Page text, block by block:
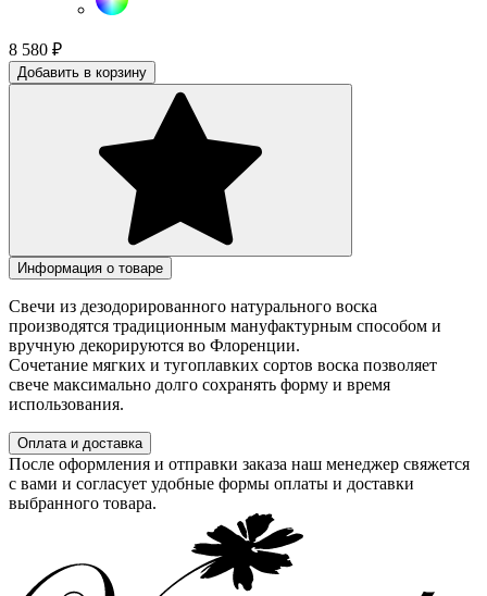
8 580 ₽
Добавить в корзину
Информация о товаре
Свечи из дезодорированного натурального воска
производятся традиционным мануфактурным способом и
вручную декорируются во Флоренции.
Сочетание мягких и тугоплавких сортов воска позволяет
свече максимально долго сохранять форму и время
использования.
Оплата и доставка
После оформления и отправки заказа наш менеджер свяжется
с вами и согласует удобные формы оплаты и доставки
выбранного товара.